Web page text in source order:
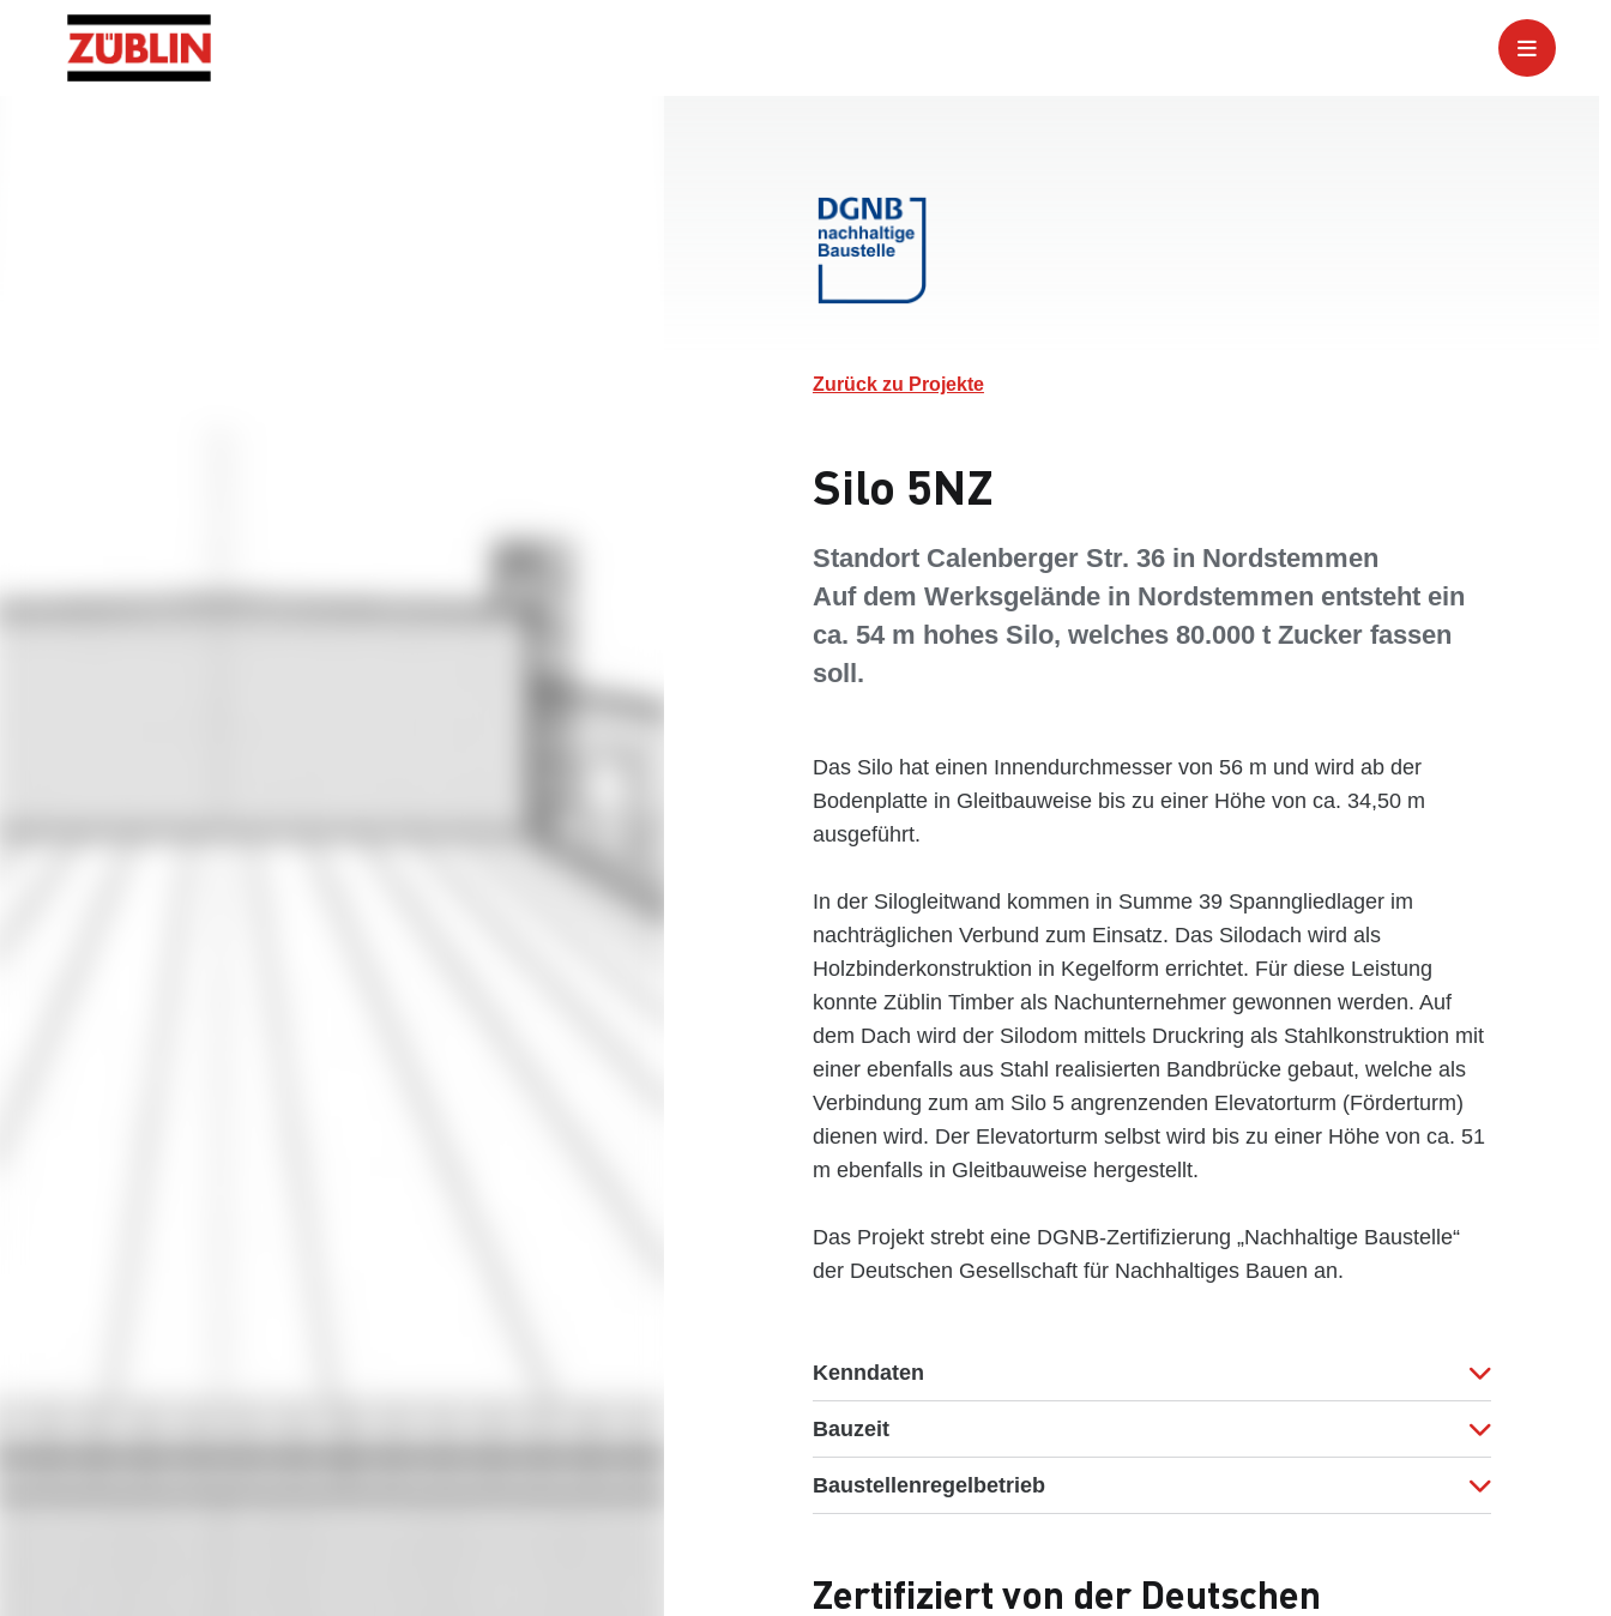
Zurück zu Projekte
Silo 5NZ
Standort Calenberger Str. 36 in Nordstemmen
Auf dem Werksgelände in Nordstemmen entsteht ein
ca. 54 m hohes Silo, welches 80.000 t Zucker fassen
soll.
Das Silo hat einen Innendurchmesser von 56 m und wird ab der
Bodenplatte in Gleitbauweise bis zu einer Höhe von ca. 34,50 m
ausgeführt.
In der Silogleitwand kommen in Summe 39 Spanngliedlager im
nachträglichen Verbund zum Einsatz. Das Silodach wird als
Holzbinderkonstruktion in Kegelform errichtet. Für diese Leistung
konnte Züblin Timber als Nachunternehmer gewonnen werden. Auf
dem Dach wird der Silodom mittels Druckring als Stahlkonstruktion mit
einer ebenfalls aus Stahl realisierten Bandbrücke gebaut, welche als
Verbindung zum am Silo 5 angrenzenden Elevatorturm (Förderturm)
dienen wird. Der Elevatorturm selbst wird bis zu einer Höhe von ca. 51
m ebenfalls in Gleitbauweise hergestellt.
Das Projekt strebt eine DGNB-Zertifizierung „Nachhaltige Baustelle“
der Deutschen Gesellschaft für Nachhaltiges Bauen an.
Kenndaten
Bauzeit
Baustellenregelbetrieb
Zertifiziert von der Deutschen